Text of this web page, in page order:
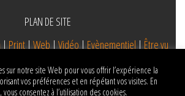
PLAN DE SITE
| Print | Web | Vidéo | Evènementiel | Être vu
sur notre site Web pour vous offrir l’expérience la
vos préférences et en répétant vos visites. En
consentez à l’utilisation des cookies.